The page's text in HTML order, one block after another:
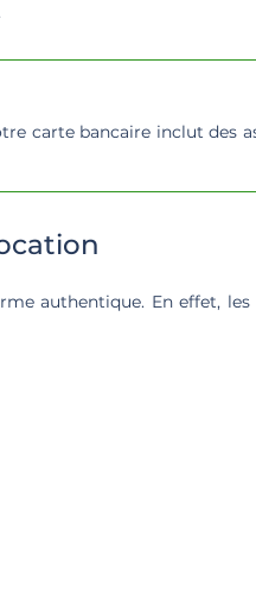
carte bancaire inclut des
authentique. En effet,